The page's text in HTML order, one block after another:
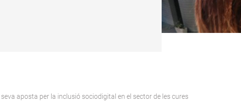
aposta per la inclusió sociodigital en el sector de les cures